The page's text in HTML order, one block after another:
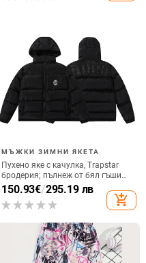
МЪЖКИ ЗИМНИ ЯКЕТА
Пухено яке с качулка, Trapstar
бродерия; пълнеж от бял гъши
пух; ветрозащитно; запълване
95; пухнастост 550; зимно
облекло унисекс
150.93€/295.19 лв
add_shopping_cart